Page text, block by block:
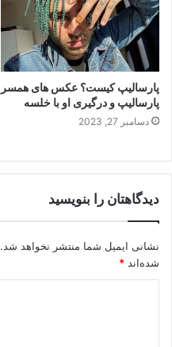
پارسالیپ کیست؟ عکس های همسر
پارسالیپ و درگیری او با خلسه
دسامبر 27, 2023
دیدگاهتان را بنویسید
نشانی ایمیل شما منتشر نخواهد شد.
شده‌اند *